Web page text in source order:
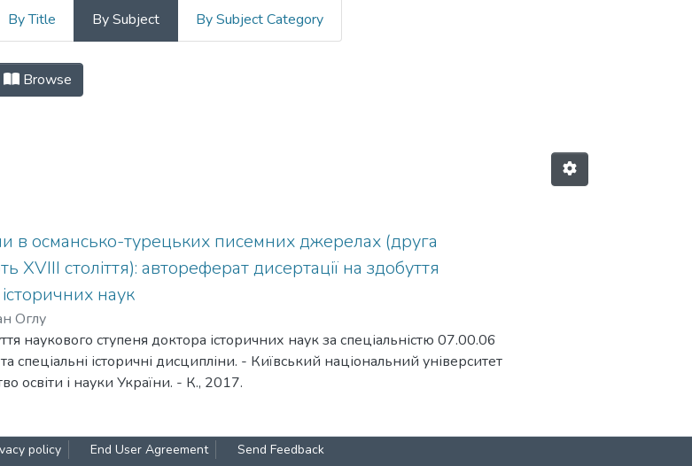
By Title By Subject By Subject Category
та спеціальні історичні дисципліни by
Browse
в османсько-турецьких писемних джерелах (друга
століття): автореферат дисертації на здобуття
наук
Оглу
наукового ступеня доктора історичних наук за спеціальністю 07.00.06
спеціальні історичні дисципліни. - Київський національний університет
освіти і науки України. - К., 2017.
половини ХVІ – першої чверті ХVІІІ ст. Методологічні підходи до
policy End User Agreement Send Feedback